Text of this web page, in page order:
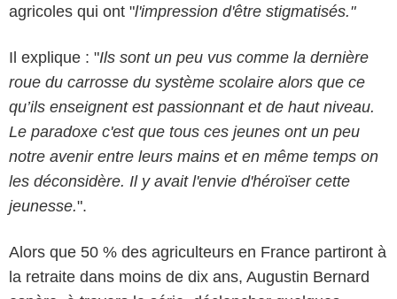
agricoles qui ont "l'impression d'être stigmatisés."
Il explique : "Ils sont un peu vus comme la dernière
roue du carrosse du système scolaire alors que ce
qu’ils enseignent est passionnant et de haut niveau.
Le paradoxe c'est que tous ces jeunes ont un peu
notre avenir entre leurs mains et en même temps on
les déconsidère. Il y avait l'envie d'héroïser cette
jeunesse.".
Alors que 50 % des agriculteurs en France partiront à
la retraite dans moins de dix ans, Augustin Bernard